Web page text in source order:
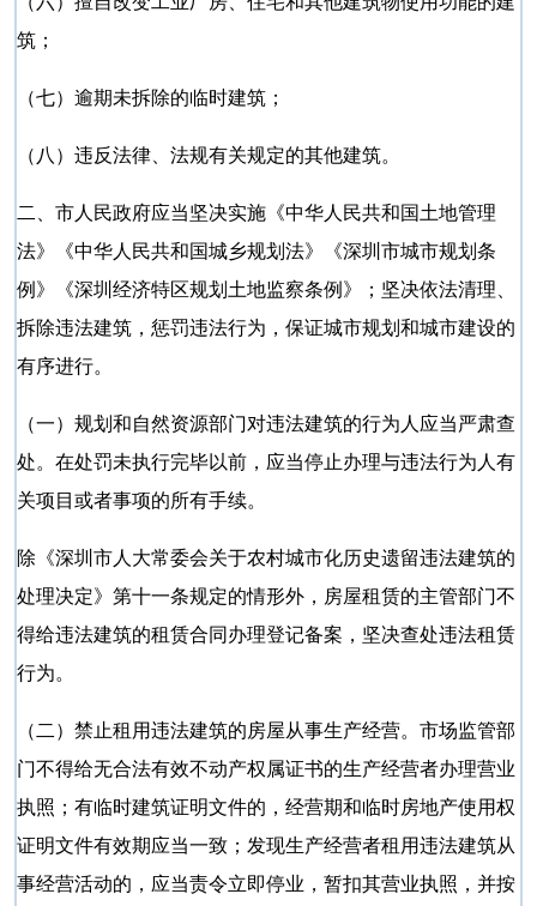
筑；
（七）逾期未拆除的临时建筑；
（八）违反法律、法规有关规定的其他建筑。
二、市人民政府应当坚决实施《中华人民共和国土地管理
法》《中华人民共和国城乡规划法》《深圳市城市规划条
例》《深圳经济特区规划土地监察条例》；坚决依法清理、
拆除违法建筑，惩罚违法行为，保证城市规划和城市建设的
有序进行。
（一）规划和自然资源部门对违法建筑的行为人应当严肃查
处。在处罚未执行完毕以前，应当停止办理与违法行为人有
关项目或者事项的所有手续。
除《深圳市人大常委会关于农村城市化历史遗留违法建筑的
处理决定》第十一条规定的情形外，房屋租赁的主管部门不
得给违法建筑的租赁合同办理登记备案，坚决查处违法租赁
行为。
（二）禁止租用违法建筑的房屋从事生产经营。市场监管部
门不得给无合法有效不动产权属证书的生产经营者办理营业
执照；有临时建筑证明文件的，经营期和临时房地产使用权
证明文件有效期应当一致；发现生产经营者租用违法建筑从
事经营活动的，应当责令立即停业，暂扣其营业执照，并按